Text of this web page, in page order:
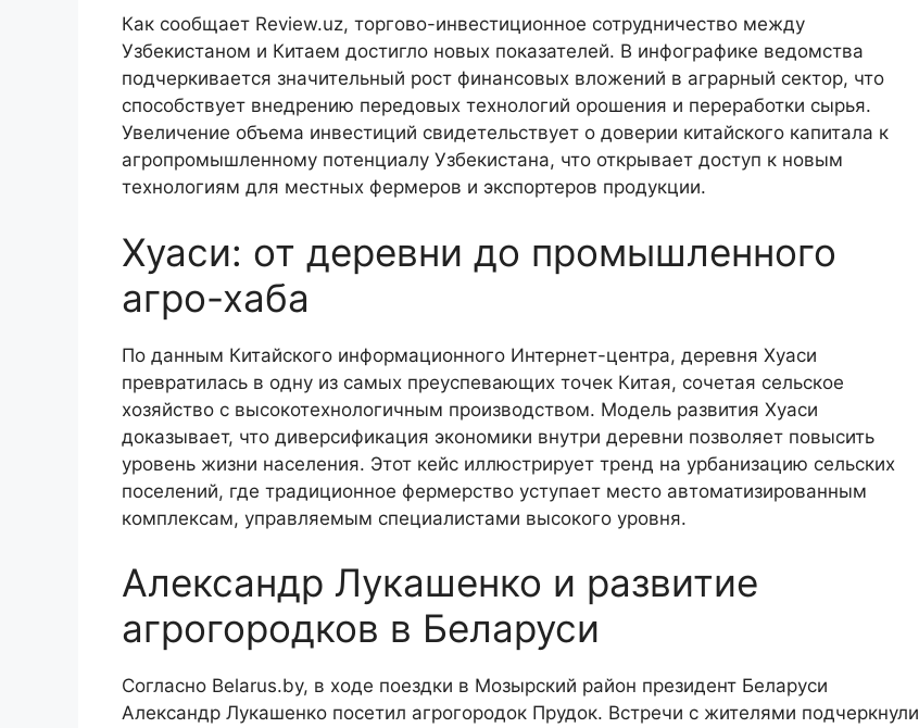
Как сообщает Review.uz, торгово-инвестиционное сотрудничество между
Узбекистаном и Китаем достигло новых показателей. В инфографике ведомства
подчеркивается значительный рост финансовых вложений в аграрный сектор, что
способствует внедрению передовых технологий орошения и переработки сырья.
Увеличение объема инвестиций свидетельствует о доверии китайского капитала к
агропромышленному потенциалу Узбекистана, что открывает доступ к новым
технологиям для местных фермеров и экспортеров продукции.
Хуаси: от деревни до промышленного
агро-хаба
По данным Китайского информационного Интернет-центра, деревня Хуаси
превратилась в одну из самых преуспевающих точек Китая, сочетая сельское
хозяйство с высокотехнологичным производством. Модель развития Хуаси
доказывает, что диверсификация экономики внутри деревни позволяет повысить
уровень жизни населения. Этот кейс иллюстрирует тренд на урбанизацию сельских
поселений, где традиционное фермерство уступает место автоматизированным
комплексам, управляемым специалистами высокого уровня.
Александр Лукашенко и развитие
агрогородков в Беларуси
Согласно Belarus.by, в ходе поездки в Мозырский район президент Беларуси
Александр Лукашенко посетил агрогородок Прудок. Встречи с жителями подчеркнули